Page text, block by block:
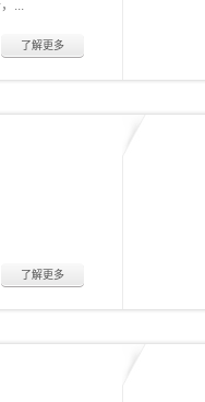
...
FPC）已经
（线宽+线
了解更多
了解更多